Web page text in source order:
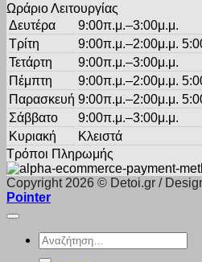
Ωράριο Λειτουργίας
Δευτέρα
9:00π.μ.–3:00μ.μ.
Τρίτη
9:00π.μ.–2:00μ.μ.
Τετάρτη
9:00π.μ.–3:00μ.μ.
Πέμπτη
9:00π.μ.–2:00μ.μ.
Παρασκευή 9:00π.μ.–2:00μ.μ.
Σάββατο
9:00π.μ.–3:00μ.μ.
Κυριακή
Κλειστά
Τρόποι Πληρωμής
Copyright 2026 © Detoi.gr /
Pointer
Αναζήτηση
για: